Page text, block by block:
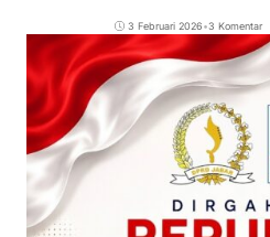
3 Februari 2026•3 Komentar